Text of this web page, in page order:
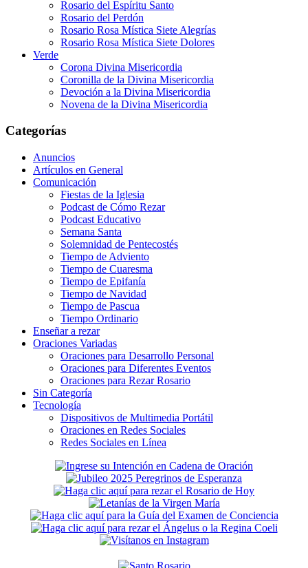
Rosario del Espíritu Santo
Rosario del Perdón
Rosario Rosa Mística Siete Alegrías
Rosario Rosa Mística Siete Dolores
Verde
Corona Divina Misericordia
Coronilla de la Divina Misericordia
Devoción a la Divina Misericordia
Novena de la Divina Misericordia
Categorías
Anuncios
Artículos en General
Comunicación
Fiestas de la Iglesia
Podcast de Cómo Rezar
Podcast Educativo
Semana Santa
Solemnidad de Pentecostés
Tiempo de Adviento
Tiempo de Cuaresma
Tiempo de Epifanía
Tiempo de Navidad
Tiempo de Pascua
Tiempo Ordinario
Enseñar a rezar
Oraciones Variadas
Oraciones para Desarrollo Personal
Oraciones para Diferentes Eventos
Oraciones para Rezar Rosario
Sin Categoría
Tecnología
Dispositivos de Multimedia Portátil
Oraciones en Redes Sociales
Redes Sociales en Línea
Secondary
Sidebar